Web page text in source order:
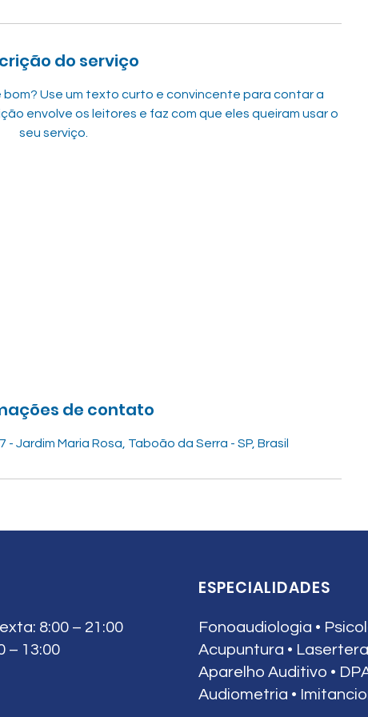
do serviço
bom? Use um texto curto e convincente para contar a
envolve os leitores e faz com que eles queiram usar o
seu serviço.
de contato
- Jardim Maria Rosa, Taboão da Serra - SP, Brasil
8:00 – 21:00
– 13:00
ESPECIALIDADES
Fonoaudiologia •
Acupuntura •
Aparelho Auditivo •
Audiometria •